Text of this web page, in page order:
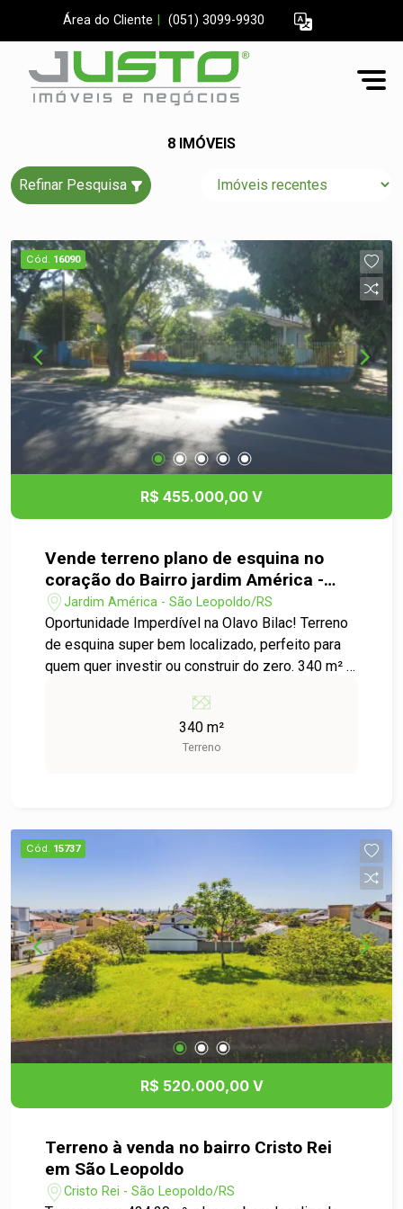
Área do Cliente (051) 3099-9930
8 IMÓVEIS
Refinar Pesquisa
Cód. 16090
R$ 455.000,00 V
Vende terreno plano de esquina no
coração do Bairro jardim América -
São Leopoldo!
Jardim América - São Leopoldo/RS
Oportunidade Imperdível na Olavo Bilac! Terreno
de esquina super bem localizado, perfeito para
quem quer investir ou construir do zero. 340 m² ,
Possui uma casa antiga, com parte em alvenaria
e chapa, ideal para quem quer aproveitar a
estrutura e iniciar uma nova construção. Terreno
essa chance!
340 m²
Terreno
Cód. 15737
R$ 520.000,00 V
Terreno à venda no bairro Cristo Rei
em São Leopoldo
Cristo Rei - São Leopoldo/RS